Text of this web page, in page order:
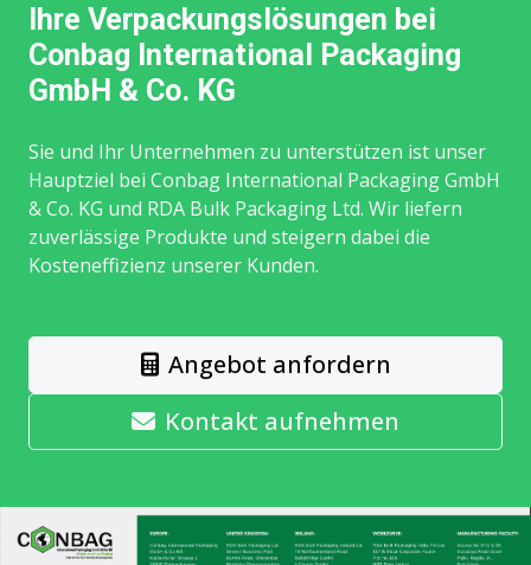
Ihre Verpackungslösungen bei
Conbag International Packaging
GmbH & Co. KG
Sie und Ihr Unternehmen zu unterstützen ist unser
Hauptziel bei Conbag International Packaging GmbH
& Co. KG und RDA Bulk Packaging Ltd. Wir liefern
zuverlässige Produkte und steigern dabei die
Kosteneffizienz unserer Kunden.
Angebot anfordern
Kontakt aufnehmen